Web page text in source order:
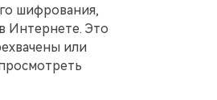
шифрования,
Интернете. Это
или